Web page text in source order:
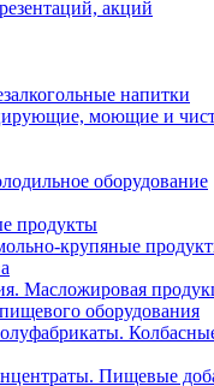
акций
напитки
моющие и
оборудование
продукты
крупяные
Масложировая
оборудования
Пищевые